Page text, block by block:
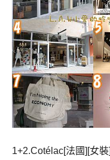
1+2.Cotélac[法國][女